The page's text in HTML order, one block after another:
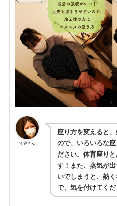
守谷さん
座り方を変えると
ので、いろいろな
ださい。体育座り
す！また、蒸気が
いでしまうと、熱
で、気を付けてくだ